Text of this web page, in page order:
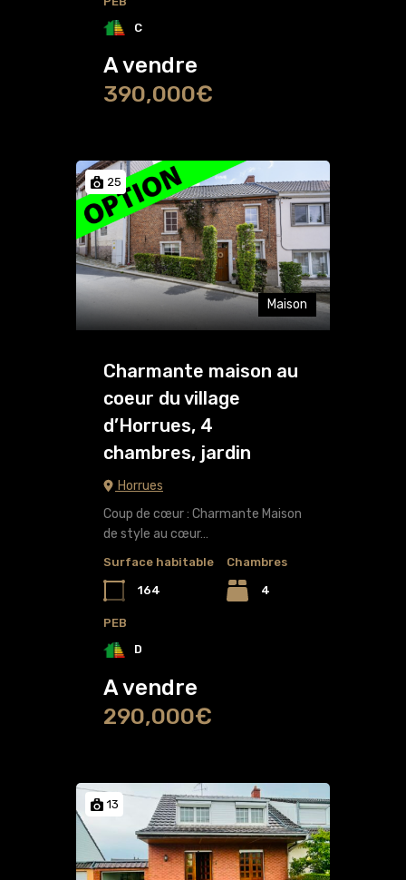
C
A vendre
390,000€
25
Maison
Charmante maison au
coeur du village
d’Horrues, 4
chambres, jardin
Horrues
Coup de cœur : Charmante Maison
de style au cœur…
Surface habitable
164
Chambres
4
PEB
D
A vendre
290,000€
13